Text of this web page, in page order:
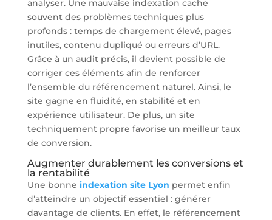
analyser. Une mauvaise indexation cache
souvent des problèmes techniques plus
profonds : temps de chargement élevé, pages
inutiles, contenu dupliqué ou erreurs d’URL.
Grâce à un audit précis, il devient possible de
corriger ces éléments afin de renforcer
l’ensemble du référencement naturel. Ainsi, le
site gagne en fluidité, en stabilité et en
expérience utilisateur. De plus, un site
techniquement propre favorise un meilleur taux
de conversion.
Augmenter durablement les conversions et
la rentabilité
Une bonne indexation site Lyon permet enfin
d’atteindre un objectif essentiel : générer
davantage de clients. En effet, le référencement